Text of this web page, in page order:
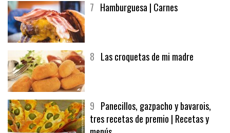
7 Hamburguesa | Carnes
8 Las croquetas de mi madre
9 Panecillos, gazpacho y bavarois,
tres recetas de premio | Recetas y